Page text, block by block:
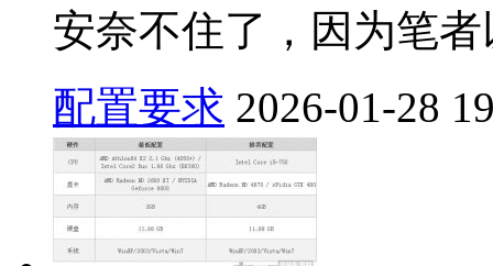
安奈不住了，因为笔
配置要求 2026-01-28